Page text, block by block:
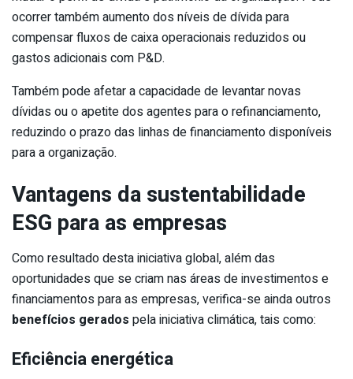
ocorrer também aumento dos níveis de dívida para
compensar fluxos de caixa operacionais reduzidos ou
gastos adicionais com P&D.
Também pode afetar a capacidade de levantar novas
dívidas ou o apetite dos agentes para o refinanciamento,
reduzindo o prazo das linhas de financiamento disponíveis
para a organização.
Vantagens da sustentabilidade
ESG para as empresas
Como resultado desta iniciativa global, além das
oportunidades que se criam nas áreas de investimentos e
financiamentos para as empresas, verifica-se ainda outros
benefícios gerados pela iniciativa climática, tais como:
Eficiência energética